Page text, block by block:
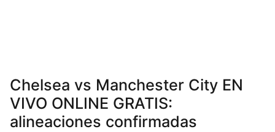
Chelsea vs Manchester City EN
VIVO ONLINE GRATIS:
alineaciones confirmadas